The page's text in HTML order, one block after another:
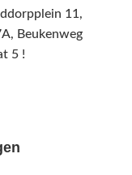
11,
Beukenweg
5 !